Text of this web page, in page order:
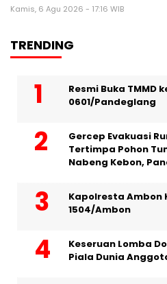
Kamis, 6 Agu 2026 - 17:16 WIB
TRENDING
Resmi Buka TMMD
0601/Pandeglang
Gercep Evakuasi
Tertimpa Pohon
Nabeng Kebon,
Kapolresta Ambon
1504/Ambon
Keseruan Lomba
Piala Dunia